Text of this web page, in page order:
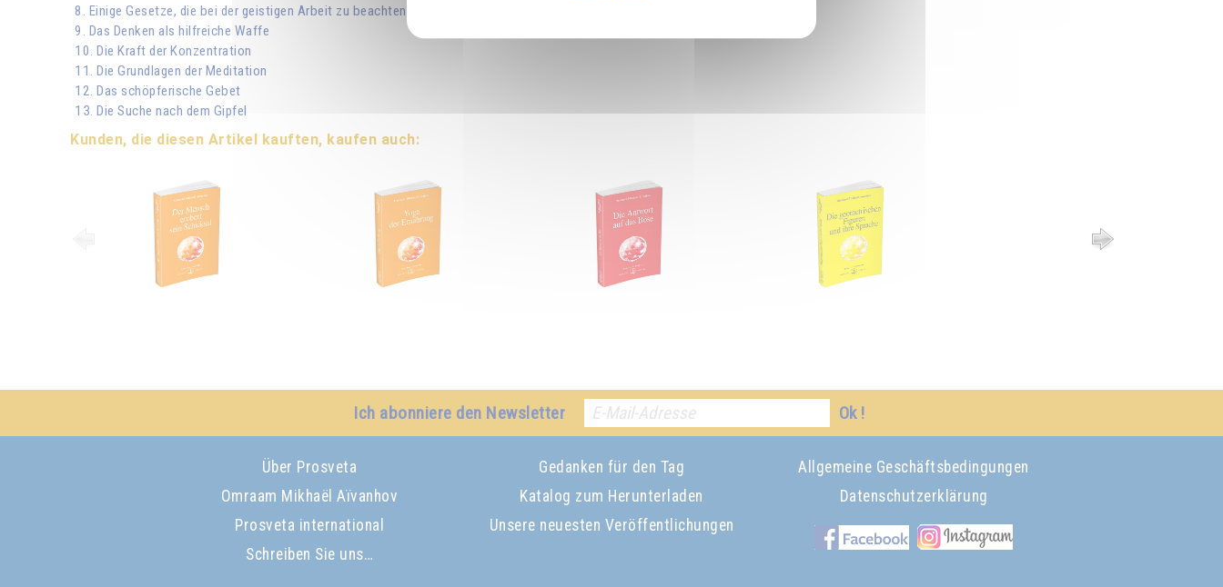
8. Einige Gesetze, die bei der geistigen Arbeit zu beachten sind
9. Das Denken als hilfreiche Waffe
10. Die Kraft der Konzentration
11. Die Grundlagen der Meditation
12. Das schöpferische Gebet
13. Die Suche nach dem Gipfel
Kunden, die diesen Artikel kauften, kaufen auch:
Ich abonniere den Newsletter Ok !
Über Prosveta
Omraam Mikhaël Aïvanhov
Prosveta international
Schreiben Sie uns…
Gedanken für den Tag
Katalog zum Herunterladen
Unsere neuesten Veröffentlichungen
Allgemeine Geschäftsbedingungen
Datenschutzerklärung